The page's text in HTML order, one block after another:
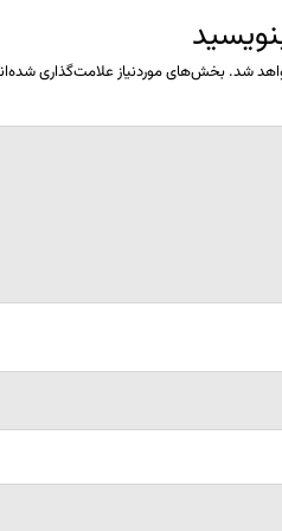
شد. بخش‌های موردنیاز علامت‌گذاری